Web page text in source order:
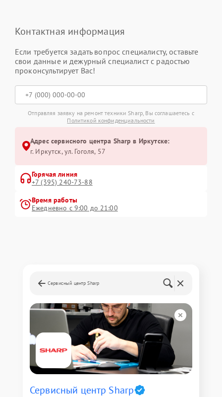
Контактная информация
Если требуется задать вопрос специалисту, оставьте
свои данные и дежурный специалист с радостью
проконсультирует Вас!
Отправляя заявку на ремонт техники Sharp, Вы соглашаетесь с
Политикой конфиденциальности
Адрес сервисного центра Sharp в Иркутске:
г. Иркутск, ул. ​Гоголя, 57
Горячая линия
+7 (395) 240-73-88
Время работы
Ежедневно с 9:00 до 21:00
Сервисный центр Sharp
Сервисный центр Sharp